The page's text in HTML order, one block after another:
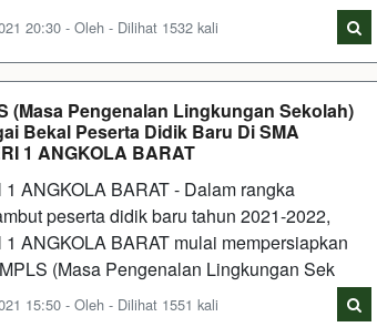
20:30 - Oleh - Dilihat 1532 kali
(Masa Pengenalan Lingkungan Sekolah)
Bekal Peserta Didik Baru Di SMA
1 ANGKOLA BARAT
1 ANGKOLA BARAT - Dalam rangka
peserta didik baru tahun 2021-2022,
1 ANGKOLA BARAT mulai mempersiapkan
(Masa Pengenalan Lingkungan Sek
15:50 - Oleh - Dilihat 1551 kali